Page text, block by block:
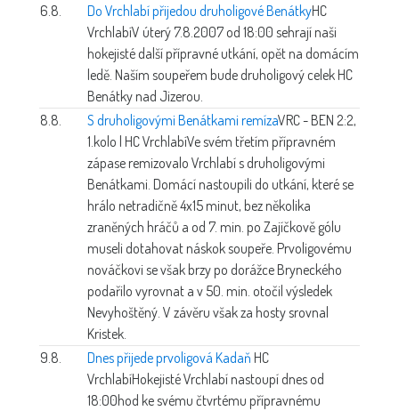
6.8.
Do Vrchlabí přijedou druholigové BenátkyHC
VrchlabíV úterý 7.8.2007 od 18:00 sehrají naši
hokejisté další přípravné utkání, opět na domácím
ledě. Naším soupeřem bude druholigový celek HC
Benátky nad Jizerou.
8.8.
S druholigovými Benátkami remízaVRC - BEN 2:2,
1.kolo | HC VrchlabíVe svém třetím přípravném
zápase remizovalo Vrchlabí s druholigovými
Benátkami. Domácí nastoupili do utkání, které se
hrálo netradičně 4x15 minut, bez několika
zraněných hráčů a od 7. min. po Zajíčkově gólu
museli dotahovat náskok soupeře. Prvoligovému
nováčkovi se však brzy po dorážce Bryneckého
podařilo vyrovnat a v 50. min. otočil výsledek
Nevyhoštěný. V závěru však za hosty srovnal
Kristek.
9.8.
Dnes přijede prvoligová Kadaň HC
VrchlabíHokejisté Vrchlabí nastoupí dnes od
18:00hod ke svému čtvrtému přípravnému